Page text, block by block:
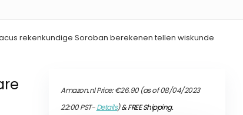
rekenkundige Soroban berekenen tellen wiskunde
Amazon.nl Price:€26.90(as of 08/04/2023
22:00 PST-Details)&FREE Shipping.